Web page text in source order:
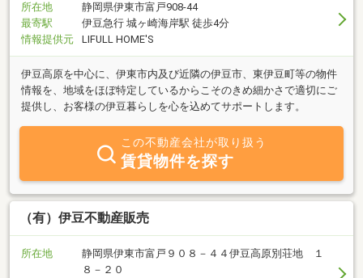
所在地
静岡県伊東市富戸908-44
最寄駅
伊豆急行 城ヶ崎海岸駅 徒歩4分
情報提供元
LIFULL HOME'S
伊豆高原を中心に、伊東市内及び近隣の伊豆市、東伊豆町等の物件
情報を、地域をほぼ特定しているからこそのきめ細かさで適切にご
提供し、お客様の伊豆暮らしを心を込めてサポートします。
この不動産会社が取り扱う
賃貸物件を探す
（有）伊豆不動産販売
所在地
静岡県伊東市富戸９０８－４４伊豆高原別荘地 １
８－２０